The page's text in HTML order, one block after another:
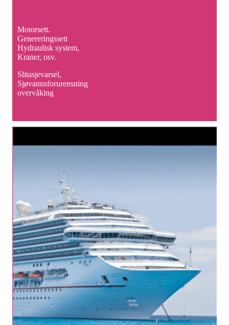
Motorsett.
Genereringssett
Hydraulisk system,
Kraner, osv.
Slitasjevarsel,
Sjøvannsforurensning
overvåking